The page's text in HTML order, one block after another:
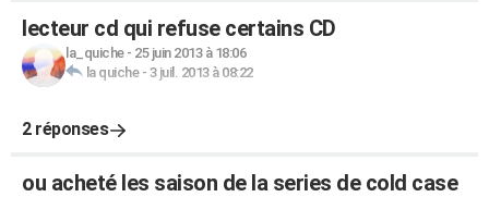
lecteur cd qui refuse certains CD
la_quiche- 25 juin 2013 à 18:06
la quiche- 3 juil. 2013 à 08:22
2 réponses
ou acheté les saison de la series de cold case